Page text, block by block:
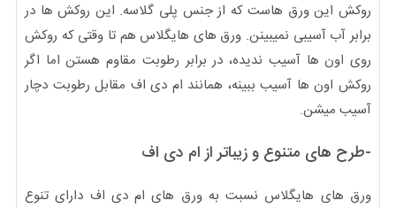
روکش این ورق هاست که از جنس پلی گلاسه. این روکش ها در
برابر آب آسیبی نمیبینن. ورق های هایگلاس هم تا وقتی که روکش
روی اون ها آسیب ندیده، در برابر رطوبت مقاوم هستن اما اگر
روکش اون ها آسیب ببینه، همانند ام دی اف مقابل رطوبت دچار
آسیب میشن.
-طرح های متنوع و زیباتر از ام دی اف
ورق های هایگلاس نسبت به ورق های ام دی اف دارای تنوع